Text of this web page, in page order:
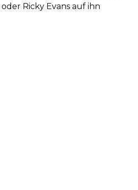
Ricky Evans auf ihn